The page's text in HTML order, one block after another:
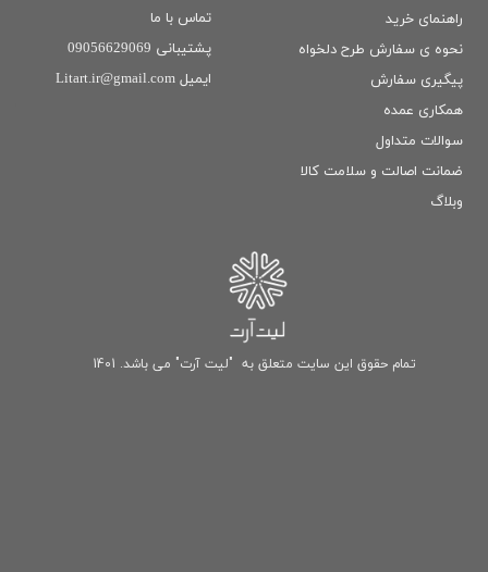
راهنمای خرید
نحوه ی سفارش طرح دلخواه
پیگیری سفارش
همکاری عمده
سوالات متداول
ضمانت اصالت و سلامت كالا
وبلاگ
تماس با ما
پشتیبانی 09056629069
ایمیل Litart.ir@gmail.com
تمام حقوق این سایت متعلق به "لیت آرت" می باشد. 1401